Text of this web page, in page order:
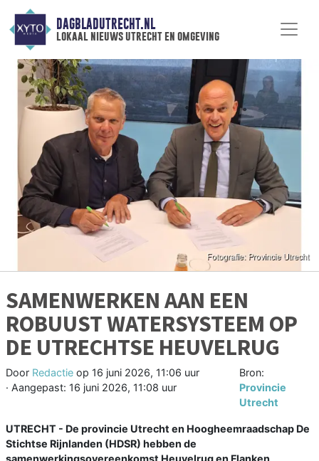
DAGBLADUTRECHT.NL
lokaal nieuws utrecht en omgeving
SAMENWERKEN AAN EEN
ROBUUST WATERSYSTEEM OP
DE UTRECHTSE HEUVELRUG
Door Redactie op 16 juni 2026, 11:06 uur
· Aangepast: 16 juni 2026, 11:08 uur
Bron:
Provincie
Utrecht
UTRECHT - De provincie Utrecht en Hoogheemraadschap De
Stichtse Rijnlanden (HDSR) hebben de
samenwerkingsovereenkomst Heuvelrug en Flanken